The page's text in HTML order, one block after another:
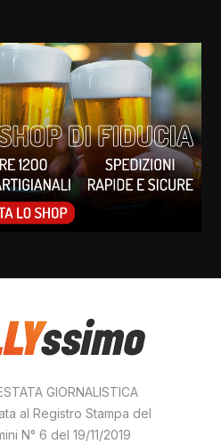
GIORNALISTICA
al Registro Stampa del
N° 6 del 19/11/2019